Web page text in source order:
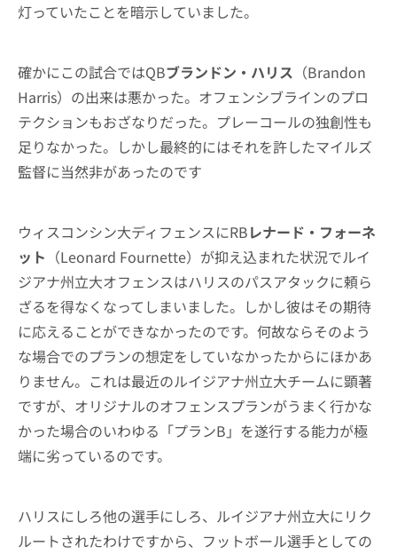
灯っていたことを暗示していました。
確かにこの試合ではQBブランドン・ハリス （Brandon
Harris）の出来は悪かった。オフェンシブラインのプロ
テクションもおざなりだった。プレーコールの独創性も
足りなかった。しかし最終的にはそれを許したマイルズ
監督に当然非があったのです
ウィスコンシン大ディフェンスにRBレナード・フォーネ
ット （Leonard Fournette）が抑え込まれた状況でルイ
ジアナ州立大オフェンスはハリスのパスアタックに頼ら
ざるを得なくなってしまいました。しかし彼はその期待
に応えることができなかったのです。何故ならそのよう
な場合でのプランの想定をしていなかったからにほかあ
りません。これは最近のルイジアナ州立大チームに顕著
ですが、オリジナルのオフェンスプランがうまく行かな
かった場合のいわゆる「プランB」を遂行する能力が極
端に劣っているのです。
ハリスにしろ他の選手にしろ、ルイジアナ州立大にリク
ルートされたわけですから、フットボール選手としての